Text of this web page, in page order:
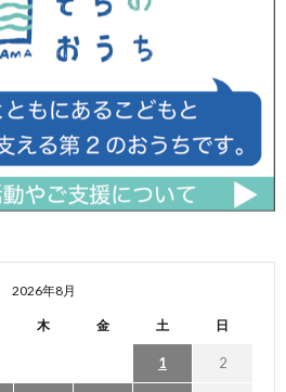
2026年8月
木 金 土 日
1 2